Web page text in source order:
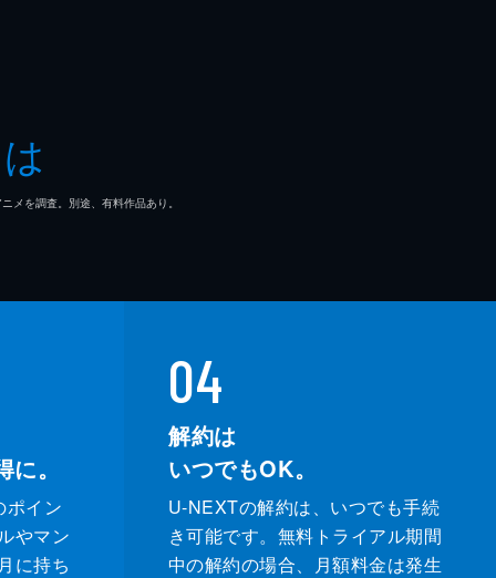
を調査。別途、有料作品あり。
。
ポイン
やマン
に持ち
04
解約は
いつでもOK。
U-NEXTの解約は、いつでも手続
き可能です。無料トライアル期間
中の解約の場合、月額料金は発生